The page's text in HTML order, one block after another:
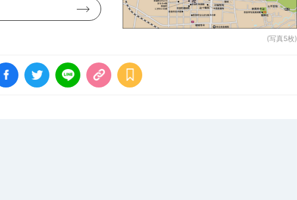
(写真5枚)